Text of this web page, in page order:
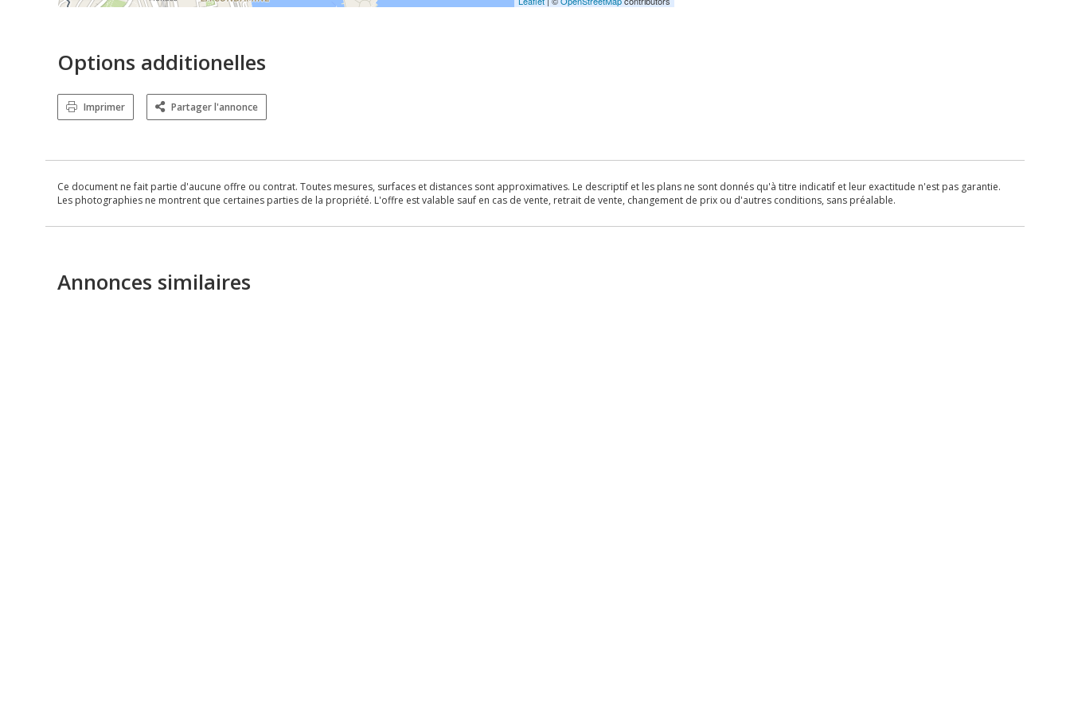
Options additionelles
Imprimer Partager l'annonce
Ce document ne fait partie d'aucune offre ou contrat. Toutes mesures, surfaces et distances sont approximatives. Le descriptif et les plans ne sont donnés qu'à titre indicatif et leur exactitude n'est pas garantie.
Les photographies ne montrent que certaines parties de la propriété. L'offre est valable sauf en cas de vente, retrait de vente, changement de prix ou d'autres conditions, sans préalable.
Annonces similaires